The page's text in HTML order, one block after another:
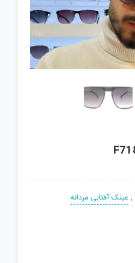
,عینک آفتابی مردانه